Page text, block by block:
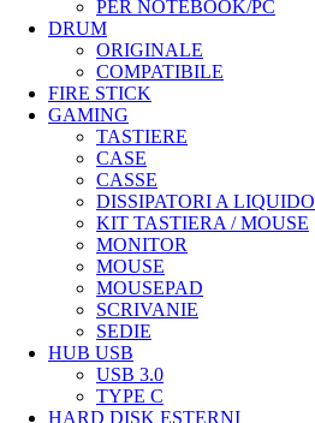
PER NOTEBOOK/PC
DRUM
ORIGINALE
COMPATIBILE
FIRE STICK
GAMING
TASTIERE
CASE
CASSE
DISSIPATORI A LIQUIDO
KIT TASTIERA / MOUSE
MONITOR
MOUSE
MOUSEPAD
SCRIVANIE
SEDIE
HUB USB
USB 3.0
TYPE C
HARD DISK ESTERNI